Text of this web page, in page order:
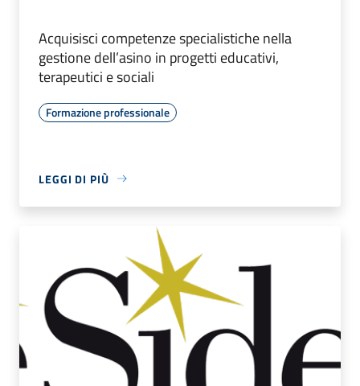
Acquisisci competenze specialistiche nella
gestione dell’asino in progetti educativi,
terapeutici e sociali
Formazione professionale
LEGGI DI PIÙ